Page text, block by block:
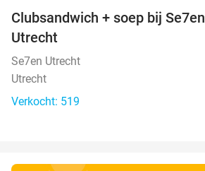
Clubsandwich + soep bij
Utrecht
Se7en Utrecht
Utrecht
Verkocht: 519